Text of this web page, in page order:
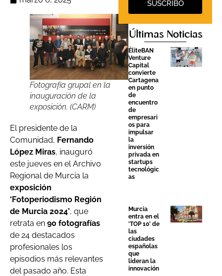
Fotografía grupal en la
inauguración de la
exposición. (CARM)
El presidente de la
Comunidad, Fernando
López Miras, inauguró
este jueves en el Archivo
Regional de Murcia la
exposición
‘Fotoperiodismo Región
de Murcia 2024’, que
retrata en 90 fotografías
de 24 destacados
profesionales los
episodios más relevantes
del pasado año. Esta
SUSCRIBO
Últimas Noticias
ÉliteBAN
Venture
Capital
convierte
Cartagena
en punto
de
encuentro
de
empresari
os para
impulsar
la
inversión
privada en
startups
tecnológic
as
Murcia
entra en el
‘TOP 10’ de
las
ciudades
españolas
que
lideran la
innovación